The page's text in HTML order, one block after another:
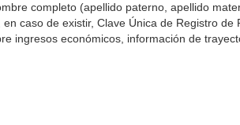
completo (apellido paterno, apellido
caso de existir, Clave Única de Registro
ingresos económicos, información de